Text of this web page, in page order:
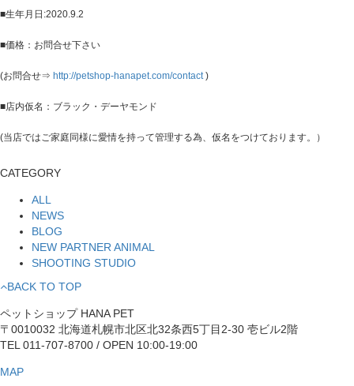
■生年月日:2020.9.2
■価格：お問合せ下さい
(お問合せ⇒ http://petshop-hanapet.com/contact )
■店内仮名：ブラック・デーヤモンド
(当店ではご家庭同様に愛情を持って管理する為、仮名をつけております。）
CATEGORY
ALL
NEWS
BLOG
NEW PARTNER ANIMAL
SHOOTING STUDIO
BACK TO TOP
ペットショップ HANA PET
〒0010032 北海道札幌市北区北32条西5丁目2-30 壱ビル2階
TEL 011-707-8700 / OPEN 10:00-19:00
MAP